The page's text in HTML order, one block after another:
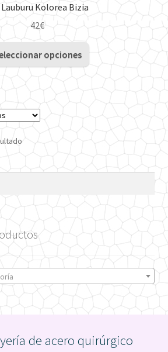
Kolorea Bizia
42€
opciones
producto
tiene
múltiples
variantes.
opciones
se
pueden
en
la
página
de
producto
de acero quirúrgico